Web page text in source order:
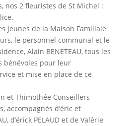
nos 2 fleuristes de St Michel :
jeunes de la Maison Familiale
le personnel communal et le
Alain BENETEAU, tous les
bénévoles pour leur
et mise en place de ce
et Thimothée Conseillers
accompagnés d’éric et
d’érick PELAUD et de Valérie